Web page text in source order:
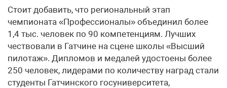
Стоит добавить, что региональный этап
чемпионата «Профессионалы» объединил более
1,4 тыс. человек по 90 компетенциям. Лучших
чествовали в Гатчине на сцене школы «Высший
пилотаж». Дипломов и медалей удостоены более
250 человек, лидерами по количеству наград стали
студенты Гатчинского госуниверситета,